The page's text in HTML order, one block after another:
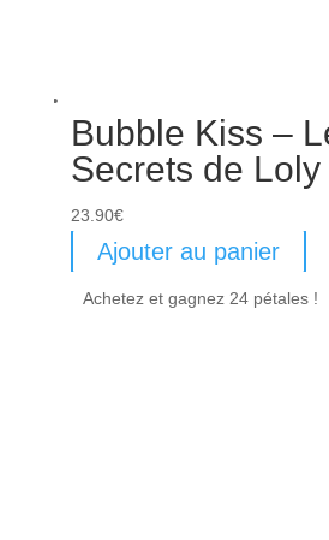
Bubble Kiss –
Secrets de Loly
23.90€
Ajouter au panier
Achetez et gagnez 24 pétales !